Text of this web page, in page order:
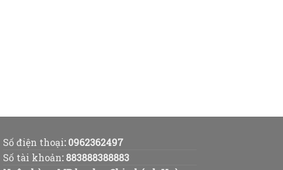
Số điện thoại:0962362497
Số tài khoản:883888388883